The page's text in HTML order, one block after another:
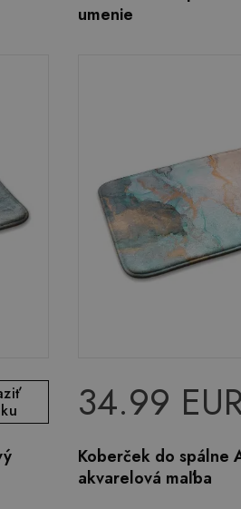
umenie
34.99
Koberček do spálne
akvarelová maľba